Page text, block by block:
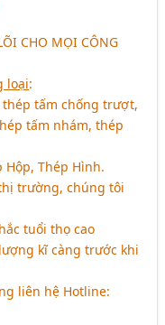
CHO MỌI CÔNG
loại:
thép tấm chống trượt,
tấm nhám, thép
Hộp, Thép Hình.
trường, chúng tôi
tuổi thọ cao
kĩ càng trước khi
liên hệ Hotline: